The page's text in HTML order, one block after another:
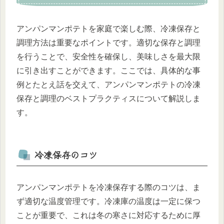
アンパンマンポテトを家庭で楽しむ際、冷凍保存と
調理方法は重要なポイントです。適切な保存と調理
を行うことで、安全性を確保し、美味しさを最大限
に引き出すことができます。ここでは、具体的な事
例とたとえ話を交えて、アンパンマンポテトの冷凍
保存と調理のベストプラクティスについて解説しま
す。
冷凍保存のコツ
アンパンマンポテトを冷凍保存する際のコツは、ま
ず適切な温度管理です。冷凍庫の温度は一定に保つ
ことが重要で、これは冬の寒さに対応するために厚